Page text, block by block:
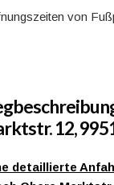
von
12,
detaillierte